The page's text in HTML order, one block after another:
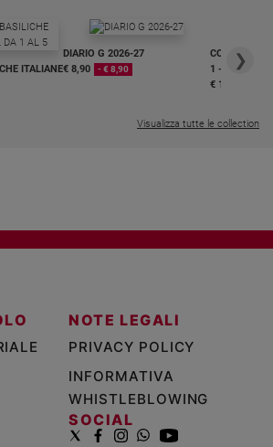
ITALIANE
DIARIO G 2026-27
€ 8,90
- € 8,90
COLLANA
1 - 2
€ 18,50
❯
Visualizza tutte le collection
NOTE LEGALI
PRIVACY POLICY
INFORMATIVA
WHISTLEBLOWING
SOCIAL